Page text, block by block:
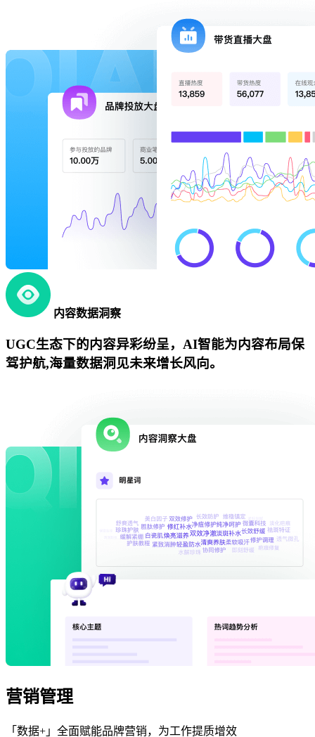
内容数据洞察
UGC生态下的内容异彩纷呈，AI智能为内容布局保
驾护航,海量数据洞见未来增长风向。
营销管理
「数据+」全面赋能品牌营销，为工作提质增效